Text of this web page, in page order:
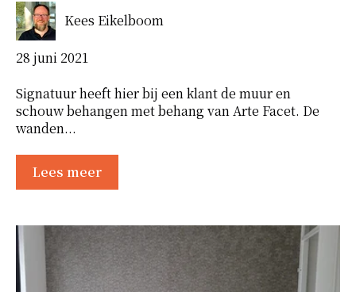
Kees Eikelboom
28 juni 2021
Signatuur heeft hier bij een klant de muur en
schouw behangen met behang van Arte Facet. De
wanden...
Lees meer